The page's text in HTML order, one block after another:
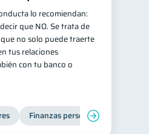
1
ahorro
lo recomiendan:
que NO. Se trata de
no solo puede traerte
tus relaciones
con tu banco o
Finanzas personales